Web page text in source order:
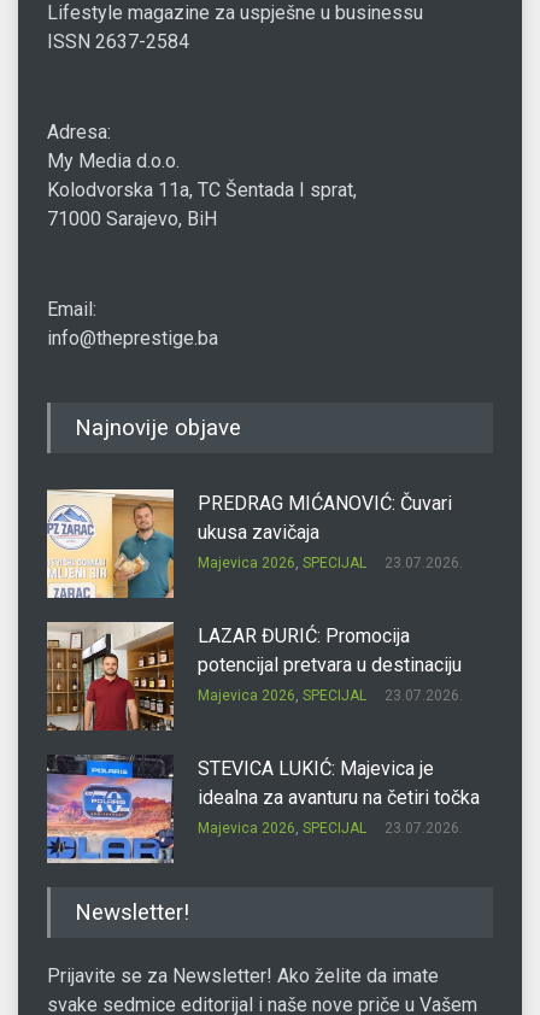
Lifestyle magazine za uspješne u businessu
ISSN 2637-2584
Adresa:
My Media d.o.o.
Kolodvorska 11a, TC Šentada I sprat,
71000 Sarajevo, BiH
Email:
info@theprestige.ba
Najnovije objave
PREDRAG MIĆANOVIĆ: Čuvari
ukusa zavičaja
Majevica 2026, SPECIJAL 23.07.2026.
LAZAR ĐURIĆ: Promocija
potencijal pretvara u destinaciju
Majevica 2026, SPECIJAL 23.07.2026.
STEVICA LUKIĆ: Majevica je
idealna za avanturu na četiri točka
Majevica 2026, SPECIJAL 23.07.2026.
Newsletter!
Prijavite se za Newsletter! Ako želite da imate
svake sedmice editorijal i naše nove priče u Vašem